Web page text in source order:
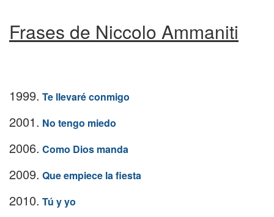
Frases de Niccolo Ammaniti
1999. Te llevaré conmigo
2001. No tengo miedo
2006. Como Dios manda
2009. Que empiece la fiesta
2010. Tú y yo